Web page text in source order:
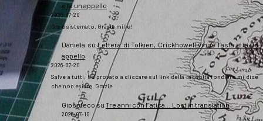
e fa un appello
2026-07-20
Ora è sistemato. Grazie mille!
Daniela suLettera di Tolkien, Crickhowell vince l’asta e fa un
appello
2026-07-20
Salve a tutti, ho provato a cliccare sul link della raccolta fondi ma mi dice
che non esiste. Grazie
Gipsotecosu Tre anni con Fatica… Lost in translation
2026-07-10